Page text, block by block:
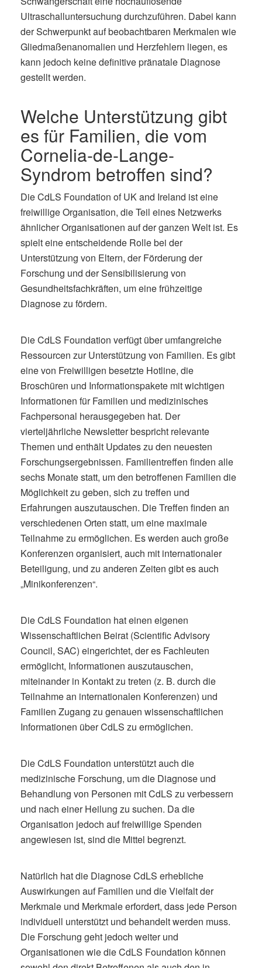
Ultraschalluntersuchung durchzuführen. Dabei kann
der Schwerpunkt auf beobachtbaren Merkmalen wie
Gliedmaßenanomalien und Herzfehlern liegen, es
kann jedoch keine definitive pränatale Diagnose
gestellt werden.
Welche Unterstützung gibt
es für Familien, die vom
Cornelia-de-Lange-
Syndrom betroffen sind?
Die CdLS Foundation of UK and Ireland ist eine
freiwillige Organisation, die Teil eines Netzwerks
ähnlicher Organisationen auf der ganzen Welt ist. Es
spielt eine entscheidende Rolle bei der
Unterstützung von Eltern, der Förderung der
Forschung und der Sensibilisierung von
Gesundheitsfachkräften, um eine frühzeitige
Diagnose zu fördern.
Die CdLS Foundation verfügt über umfangreiche
Ressourcen zur Unterstützung von Familien. Es gibt
eine von Freiwilligen besetzte Hotline, die
Broschüren und Informationspakete mit wichtigen
Informationen für Familien und medizinisches
Fachpersonal herausgegeben hat. Der
vierteljährliche Newsletter bespricht relevante
Themen und enthält Updates zu den neuesten
Forschungsergebnissen. Familientreffen finden alle
sechs Monate statt, um den betroffenen Familien die
Möglichkeit zu geben, sich zu treffen und
Erfahrungen auszutauschen. Die Treffen finden an
verschiedenen Orten statt, um eine maximale
Teilnahme zu ermöglichen. Es werden auch große
Konferenzen organisiert, auch mit internationaler
Beteiligung, und zu anderen Zeiten gibt es auch
„Minikonferenzen“.
Die CdLS Foundation hat einen eigenen
Wissenschaftlichen Beirat (Scientific Advisory
Council, SAC) eingerichtet, der es Fachleuten
ermöglicht, Informationen auszutauschen,
miteinander in Kontakt zu treten (z. B. durch die
Teilnahme an internationalen Konferenzen) und
Familien Zugang zu genauen wissenschaftlichen
Informationen über CdLS zu ermöglichen.
Die CdLS Foundation unterstützt auch die
medizinische Forschung, um die Diagnose und
Behandlung von Personen mit CdLS zu verbessern
und nach einer Heilung zu suchen. Da die
Organisation jedoch auf freiwillige Spenden
angewiesen ist, sind die Mittel begrenzt.
Natürlich hat die Diagnose CdLS erhebliche
Auswirkungen auf Familien und die Vielfalt der
Merkmale und Merkmale erfordert, dass jede Person
individuell unterstützt und behandelt werden muss.
Die Forschung geht jedoch weiter und
Organisationen wie die CdLS Foundation können